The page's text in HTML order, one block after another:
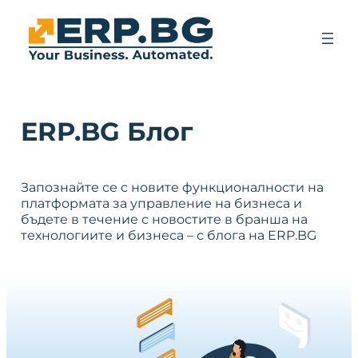
ERP.BG Блог
Запознайте се с новите функционалности на
платформата за управление на бизнеса и
бъдете в течение с новостите в бранша на
технологиите и бизнеса – с блога на ERP.BG